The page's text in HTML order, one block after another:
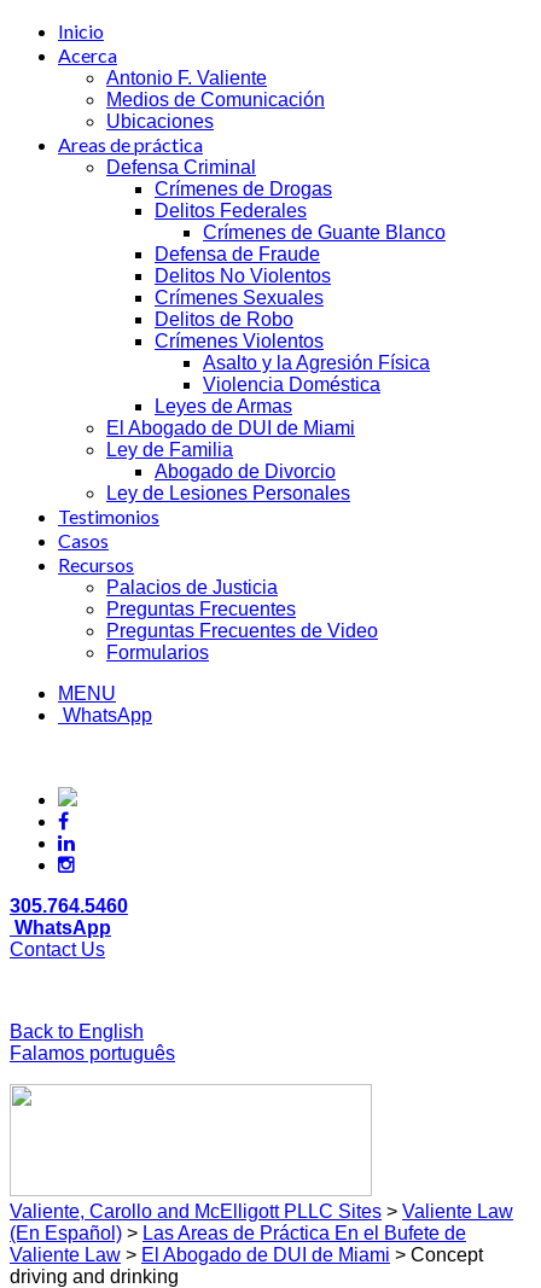
Inicio
Acerca
Antonio F. Valiente
Medios de Comunicación
Ubicaciones
Areas de práctica
Defensa Criminal
Crímenes de Drogas
Delitos Federales
Crímenes de Guante Blanco
Defensa de Fraude
Delitos No Violentos
Crímenes Sexuales
Delitos de Robo
Crímenes Violentos
Asalto y la Agresión Física
Violencia Doméstica
Leyes de Armas
El Abogado de DUI de Miami
Ley de Familia
Abogado de Divorcio
Ley de Lesiones Personales
Testimonios
Casos
Recursos
Palacios de Justicia
Preguntas Frecuentes
Preguntas Frecuentes de Video
Formularios
MENU
WhatsApp
305.764.5460
WhatsApp
Contact Us
Back to English
Falamos português
Valiente, Carollo and McElligott PLLC Sites > Valiente Law
(En Español) > Las Areas de Práctica En el Bufete de
Valiente Law > El Abogado de DUI de Miami > Concept
driving and drinking